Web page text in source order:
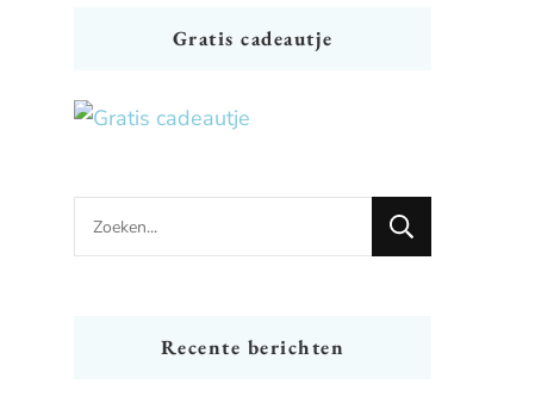
Gratis cadeautje
Looking
for
Recente berichten